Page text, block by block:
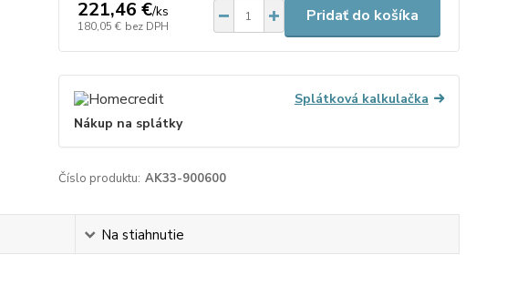
221,46 €/ks
180,05 € bez DPH
Pridať do košíka
Splátková kalkulačka
Nákup na splátky
Číslo produktu: AK33-900600
Na stiahnutie